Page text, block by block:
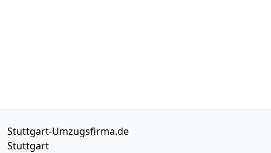
Stuttgart-Umzugsfirma.de
Stuttgart